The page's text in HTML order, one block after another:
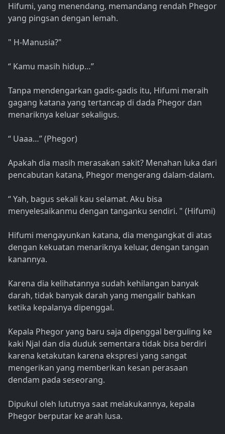
Hifumi, yang menendang, memandang rendah Phegor
yang pingsan dengan lemah.
" H-Manusia?"
“ Kamu masih hidup…”
Tanpa mendengarkan gadis-gadis itu, Hifumi meraih
gagang katana yang tertancap di dada Phegor dan
menariknya keluar sekaligus.
“ Uaaa…” (Phegor)
Apakah dia masih merasakan sakit? Menahan luka dari
pencabutan katana, Phegor mengerang dalam-dalam.
“ Yah, bagus sekali kau selamat. Aku bisa
menyelesaikanmu dengan tanganku sendiri. " (Hifumi)
Hifumi mengayunkan katana, dia mengangkat di atas
dengan kekuatan menariknya keluar, dengan tangan
kanannya.
Karena dia kelihatannya sudah kehilangan banyak
darah, tidak banyak darah yang mengalir bahkan
ketika kepalanya dipenggal.
Kepala Phegor yang baru saja dipenggal berguling ke
kaki Njal dan dia duduk sementara tidak bisa berdiri
karena ketakutan karena ekspresi yang sangat
mengerikan yang memberikan kesan perasaan
dendam pada seseorang.
Dipukul oleh lututnya saat melakukannya, kepala
Phegor berputar ke arah lusa.